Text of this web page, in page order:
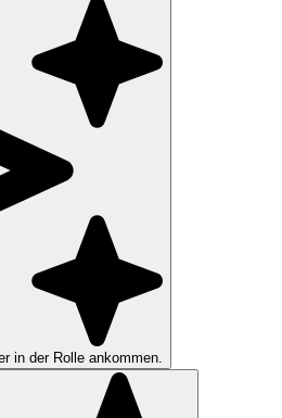
in der Rolle ankommen.